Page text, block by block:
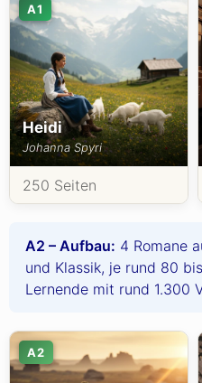
A1
Heidi
Johanna Spyri
250 Seiten
A2 – Aufbau: 4 Romane
und Klassik, je rund 80
Lernende mit rund 1.300
A2